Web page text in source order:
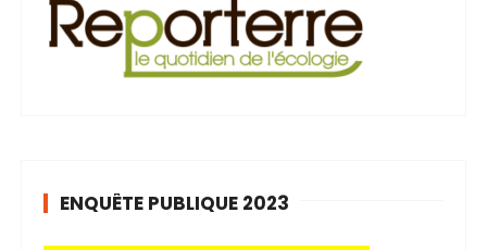
ENQUÊTE PUBLIQUE 2023